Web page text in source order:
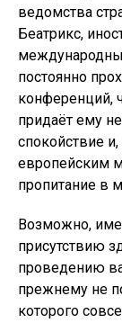
ведомства
Беатрикс,
постоянно
конференций,
придаёт ему
спокойствие
европейским
пропитание в
Возможно,
присутствию
проведению
прежнему не
которого